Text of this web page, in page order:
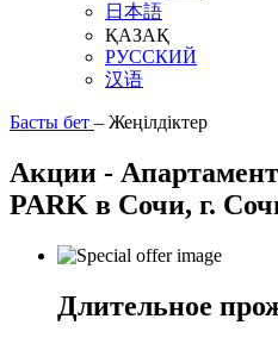
日本語
ҚАЗАҚ
РУССКИЙ
汉语
Басты бет – Жеңілдіктер
Акции -
PARK в Сочи, г.
Длительное